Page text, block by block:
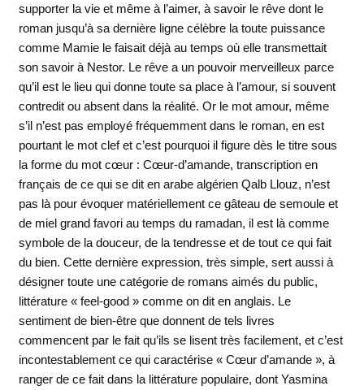
supporter la vie et même à l’aimer, à savoir le rêve dont le
roman jusqu’à sa dernière ligne célèbre la toute puissance
comme Mamie le faisait déjà au temps où elle transmettait
son savoir à Nestor. Le rêve a un pouvoir merveilleux parce
qu’il est le lieu qui donne toute sa place à l’amour, si souvent
contredit ou absent dans la réalité. Or le mot amour, même
s’il n’est pas employé fréquemment dans le roman, en est
pourtant le mot clef et c’est pourquoi il figure dès le titre sous
la forme du mot cœur : Cœur-d’amande, transcription en
français de ce qui se dit en arabe algérien Qalb Llouz, n’est
pas là pour évoquer matériellement ce gâteau de semoule et
de miel grand favori au temps du ramadan, il est là comme
symbole de la douceur, de la tendresse et de tout ce qui fait
du bien. Cette dernière expression, très simple, sert aussi à
désigner toute une catégorie de romans aimés du public,
littérature « feel-good » comme on dit en anglais. Le
sentiment de bien-être que donnent de tels livres
commencent par le fait qu’ils se lisent très facilement, et c’est
incontestablement ce qui caractérise « Cœur d’amande », à
ranger de ce fait dans la littérature populaire, dont Yasmina